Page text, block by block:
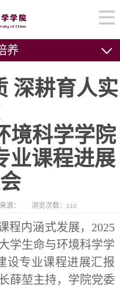
养
深耕育人实
科学学院
业课程进展
源： 浏览次数：210
程内涵式发展，2025
学生命与环境科学学
设专业课程进展汇报
薛堃主持，学院党委